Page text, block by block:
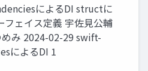
によるDI structに
フェイス定義 宇佐見公輔
み 2024-02-29 swift-
によるDI 1